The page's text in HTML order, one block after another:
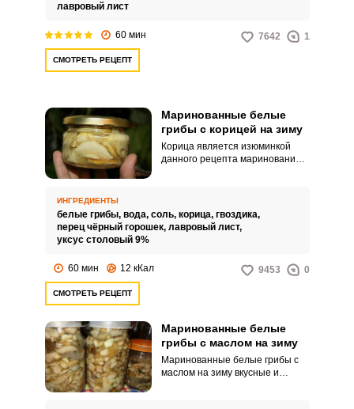
лавровый лист
60 мин 7642 1
СМОТРЕТЬ РЕЦЕПТ
Маринованные белые
грибы с корицей на зиму
Корица является изюминкой
данного рецепта маринования
ИНГРЕДИЕНТЫ
белые грибы, вода, соль, корица, гвоздика,
перец чёрный горошек, лавровый лист,
уксус столовый 9%
60 мин 12 кКал 9453 0
СМОТРЕТЬ РЕЦЕПТ
Маринованные белые
грибы с маслом на зиму
Маринованные белые грибы с
маслом на зиму вкусные и